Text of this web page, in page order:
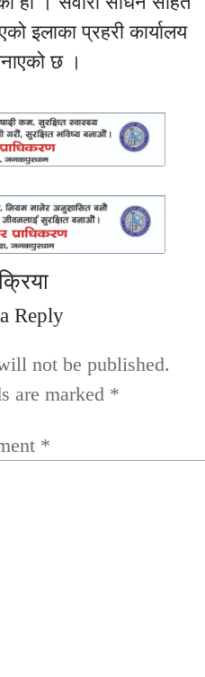
इलाका प्रहरी कार्यालय
छ ।
Reply
not be published.
are marked *
*